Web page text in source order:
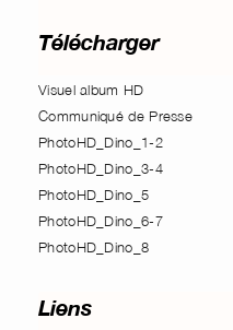
Télécharger
Visuel album HD
Communiqué de Presse
PhotoHD_Dino_1-2
PhotoHD_Dino_3-4
PhotoHD_Dino_5
PhotoHD_Dino_6-7
PhotoHD_Dino_8
Liens